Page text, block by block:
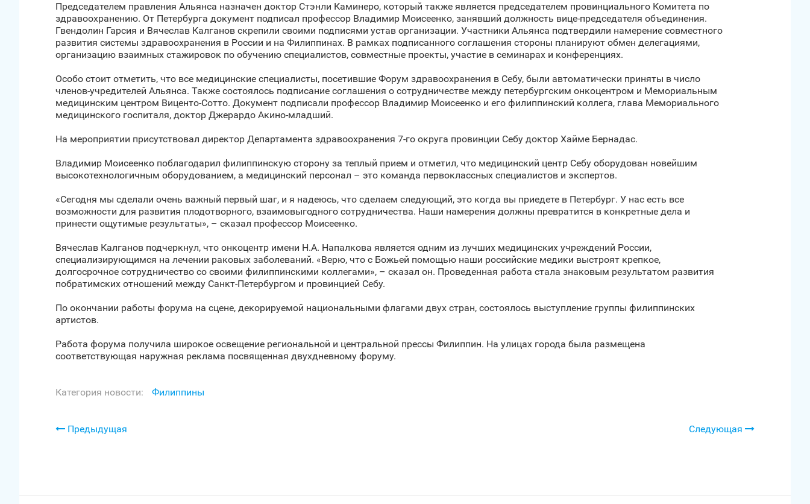
Председателем правления Альянса назначен доктор Стэнли Каминеро, который также является председателем провинциального Комитета по
здравоохранению. От Петербурга документ подписал профессор Владимир Моисеенко, занявший должность вице-председателя объединения.
Гвендолин Гарсия и Вячеслав Калганов скрепили своими подписями устав организации. Участники Альянса подтвердили намерение совместного
развития системы здравоохранения в России и на Филиппинах. В рамках подписанного соглашения стороны планируют обмен делегациями,
организацию взаимных стажировок по обучению специалистов, совместные проекты, участие в семинарах и конференциях.
Особо стоит отметить, что все медицинские специалисты, посетившие Форум здравоохранения в Себу, были автоматически приняты в число
членов-учредителей Альянса. Также состоялось подписание соглашения о сотрудничестве между петербургским онкоцентром и Мемориальным
медицинским центром Виценто-Сотто. Документ подписали профессор Владимир Моисеенко и его филиппинский коллега, глава Мемориального
медицинского госпиталя, доктор Джерардо Акино-младший.
На мероприятии присутствовал директор Департамента здравоохранения 7-го округа провинции Себу доктор Хайме Бернадас.
Владимир Моисеенко поблагодарил филиппинскую сторону за теплый прием и отметил, что медицинский центр Себу оборудован новейшим
высокотехнологичным оборудованием, а медицинский персонал – это команда первоклассных специалистов и экспертов.
«Сегодня мы сделали очень важный первый шаг, и я надеюсь, что сделаем следующий, это когда вы приедете в Петербург. У нас есть все
возможности для развития плодотворного, взаимовыгодного сотрудничества. Наши намерения должны превратится в конкретные дела и
принести ощутимые результаты», – сказал профессор Моисеенко.
Вячеслав Калганов подчеркнул, что онкоцентр имени Н.А. Напалкова является одним из лучших медицинских учреждений России,
специализирующимся на лечении раковых заболеваний. «Верю, что с Божьей помощью наши российские медики выстроят крепкое,
долгосрочное сотрудничество со своими филиппинскими коллегами», – сказал он. Проведенная работа стала знаковым результатом развития
побратимских отношений между Санкт‑Петербургом и провинцией Себу.
По окончании работы форума на сцене, декорируемой национальными флагами двух стран, состоялось выступление группы филиппинских
артистов.
Работа форума получила широкое освещение региональной и центральной прессы Филиппин. На улицах города была размещена
соответствующая наружная реклама посвященная двухдневному форуму.
Категория новости: Филиппины
Предыдущая Следующая